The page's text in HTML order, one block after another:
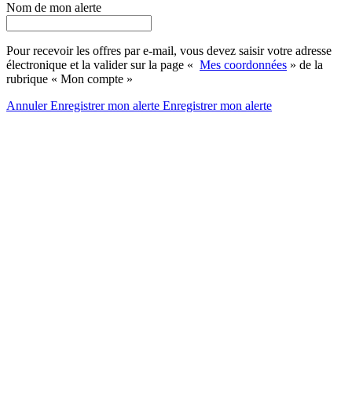
Nom de mon alerte
Pour recevoir les offres par e-mail, vous devez saisir votre adresse
électronique et la valider sur la page « Mes coordonnées » de la
rubrique « Mon compte »
AnnulerEnregistrer mon alerte Enregistrermon alerte